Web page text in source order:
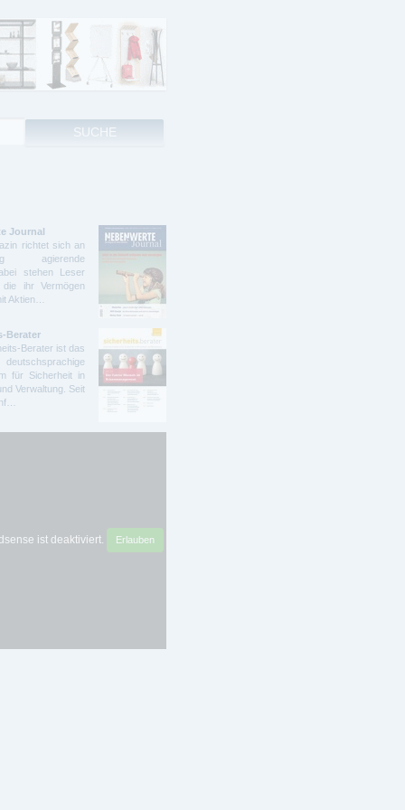
Journal
richtet sich an
agierende
stehen Leser
ihr Vermögen
Aktien…
Berater
Berater ist das
für Sicherheit in
Verwaltung. Seit
ist deaktiviert. Erlauben